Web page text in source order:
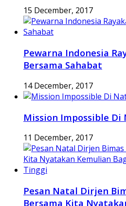
15 December, 2017
Pewarna Indonesia
Bersama Sahabat
14 December, 2017
Mission Impossible Di
11 December, 2017
Pesan Natal Dirjen
Bersama Kita